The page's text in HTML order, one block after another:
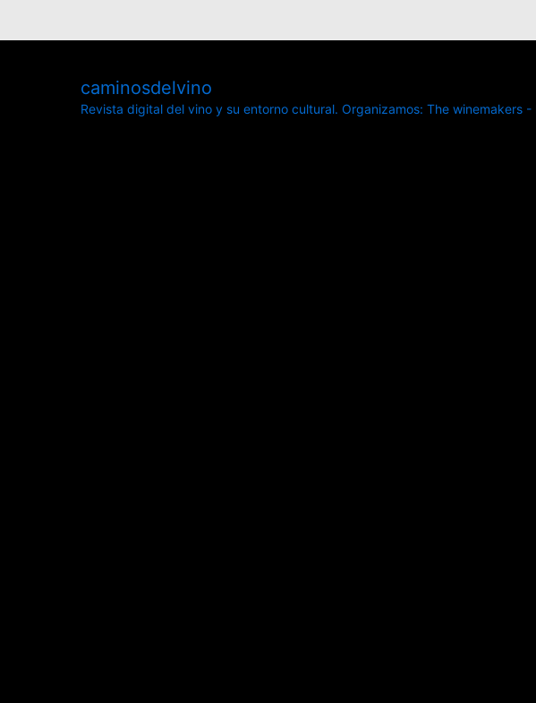
caminosdelvino
Revista digital del vino y su entorno cultural. Organizamos: The winemakers